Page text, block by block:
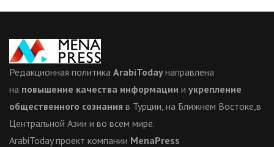
Редакционная политика ArabiTodayнаправлена
на повышение качества информации и укрепление
общественного сознания в Турции, на Ближнем Востоке,в
Центральной Азии и во всем мире.
ArabiToday проект компании MenaPress